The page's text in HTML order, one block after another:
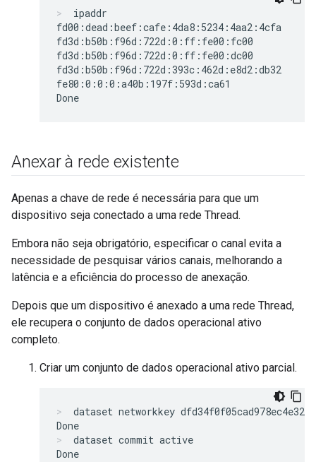
ipaddr
fd00:dead:beef:cafe:4da8:5234:4aa2:4cfa
fd3d:b50b:f96d:722d:0:ff:fe00:fc00
fd3d:b50b:f96d:722d:0:ff:fe00:dc00
fd3d:b50b:f96d:722d:393c:462d:e8d2:db32
fe80:0:0:0:a40b:197f:593d:ca61
Anexar à rede existente
Apenas a chave de rede é necessária para que um
dispositivo seja conectado a uma rede Thread.
Embora não seja obrigatório, especificar o canal evita a
necessidade de pesquisar vários canais, melhorando a
latência e a eficiência do processo de anexação.
Depois que um dispositivo é anexado a uma rede Thread,
ele recupera o conjunto de dados operacional ativo
completo.
Criar um conjunto de dados operacional ativo parcial.
dataset networkkey
dataset commit active